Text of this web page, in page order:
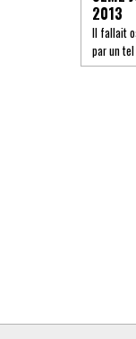
2013
Il fallait
par un